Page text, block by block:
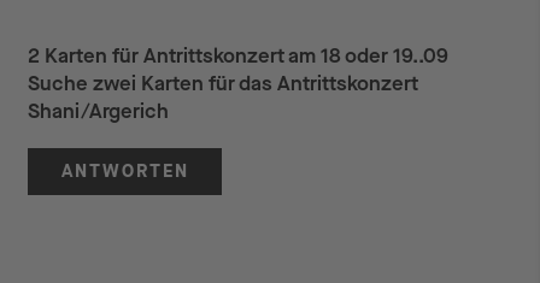
2 Karten für Antrittskonzert am 18 oder 19..09
Suche zwei Karten für das Antrittskonzert
Shani/Argerich
ANTWORTEN